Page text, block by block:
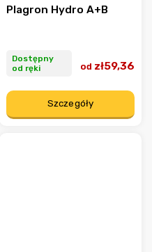
Plagron Hydro A+B
Dostępny
od ręki
od zł59,36
Szczegóły